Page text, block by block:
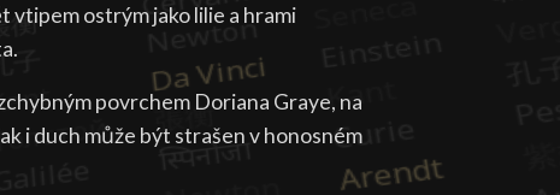
vtipem ostrým jako lilie a hrami
povrchem Doriana Graye, na
i duch může být strašen v honosném